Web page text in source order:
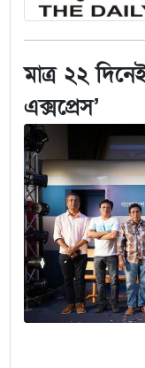
মাত্র ২২
এক্সপ্রেস’